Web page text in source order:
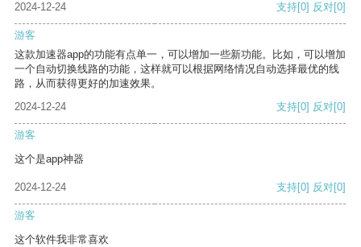
2024-12-24 支持[0] 反对[0]
游客
这款加速器app的功能有点单一，可以增加一些新功能。比如，可以增加
一个自动切换线路的功能，这样就可以根据网络情况自动选择最优的线
路，从而获得更好的加速效果。
2024-12-24
支持[0] 反对[0]
游客
这个是app神器
2024-12-24 支持[0] 反对[0]
游客
这个软件我非常喜欢